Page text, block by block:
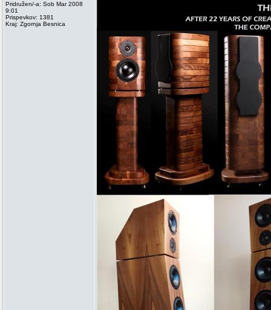
Pridružen/-a: Sob Mar 2008
9:01
Prispevkov: 1381
Kraj: Zgornja Besnica